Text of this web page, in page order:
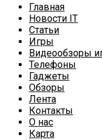
Главная
Новости IT
Статьи
Игры
Видеообзоры
Телефоны
Гаджеты
Обзоры
Лента
Контакты
О нас
Карта